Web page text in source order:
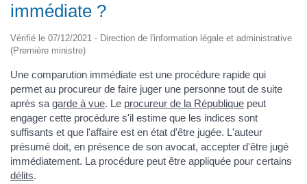
immédiate ?
Vérifié le 07/12/2021 - Direction de l'information légale et administrative
(Première ministre)
Une comparution immédiate est une procédure rapide qui
permet au procureur de faire juger une personne tout de suite
après sa garde à vue. Le procureur de la République peut
engager cette procédure s'il estime que les indices sont
suffisants et que l'affaire est en état d'être jugée. L'auteur
présumé doit, en présence de son avocat, accepter d'être jugé
immédiatement. La procédure peut être appliquée pour certains
délits.